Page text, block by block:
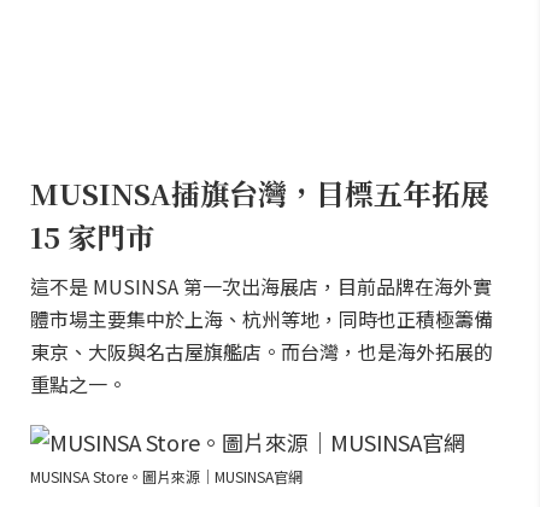
MUSINSA插旗台灣，目標五年拓展
15 家門市
這不是 MUSINSA 第一次出海展店，目前品牌在海外實
體市場主要集中於上海、杭州等地，同時也正積極籌備
東京、大阪與名古屋旗艦店。而台灣，也是海外拓展的
重點之一。
MUSINSA Store。圖片來源｜MUSINSA官網